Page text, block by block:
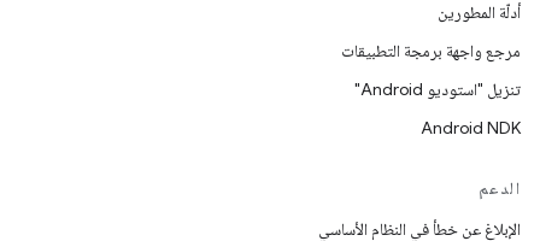
أدلّة المطورين
مرجع واجهة برمجة التطبيقات
تنزيل "استوديو Android"
Android NDK
الدعم
الإبلاغ عن خطأ في النظام الأساسي